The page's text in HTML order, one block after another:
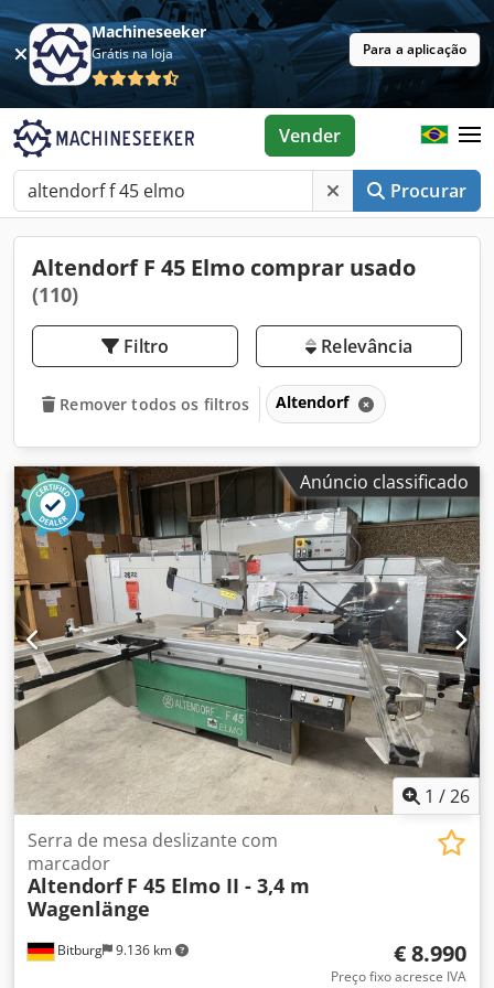
Machineseeker
Grátis na loja Para a aplicação
Procurar
Vender
Altendorf F 45 Elmo comprar usado
(110)
Filtro Relevância
Remover todos os filtros Altendorf
Anúncio classificado
1 /26
Bitburg 9.136 km
Serra de mesa deslizante com
marcador
Altendorf F 45 Elmo II - 3,4 m
Wagenlänge
€ 8.990
Preço fixo acresce IVA